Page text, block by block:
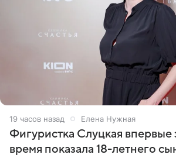
19 часов назад Елена Нужная
Фигуристка Слуцкая впервые
время показала 18-летнего